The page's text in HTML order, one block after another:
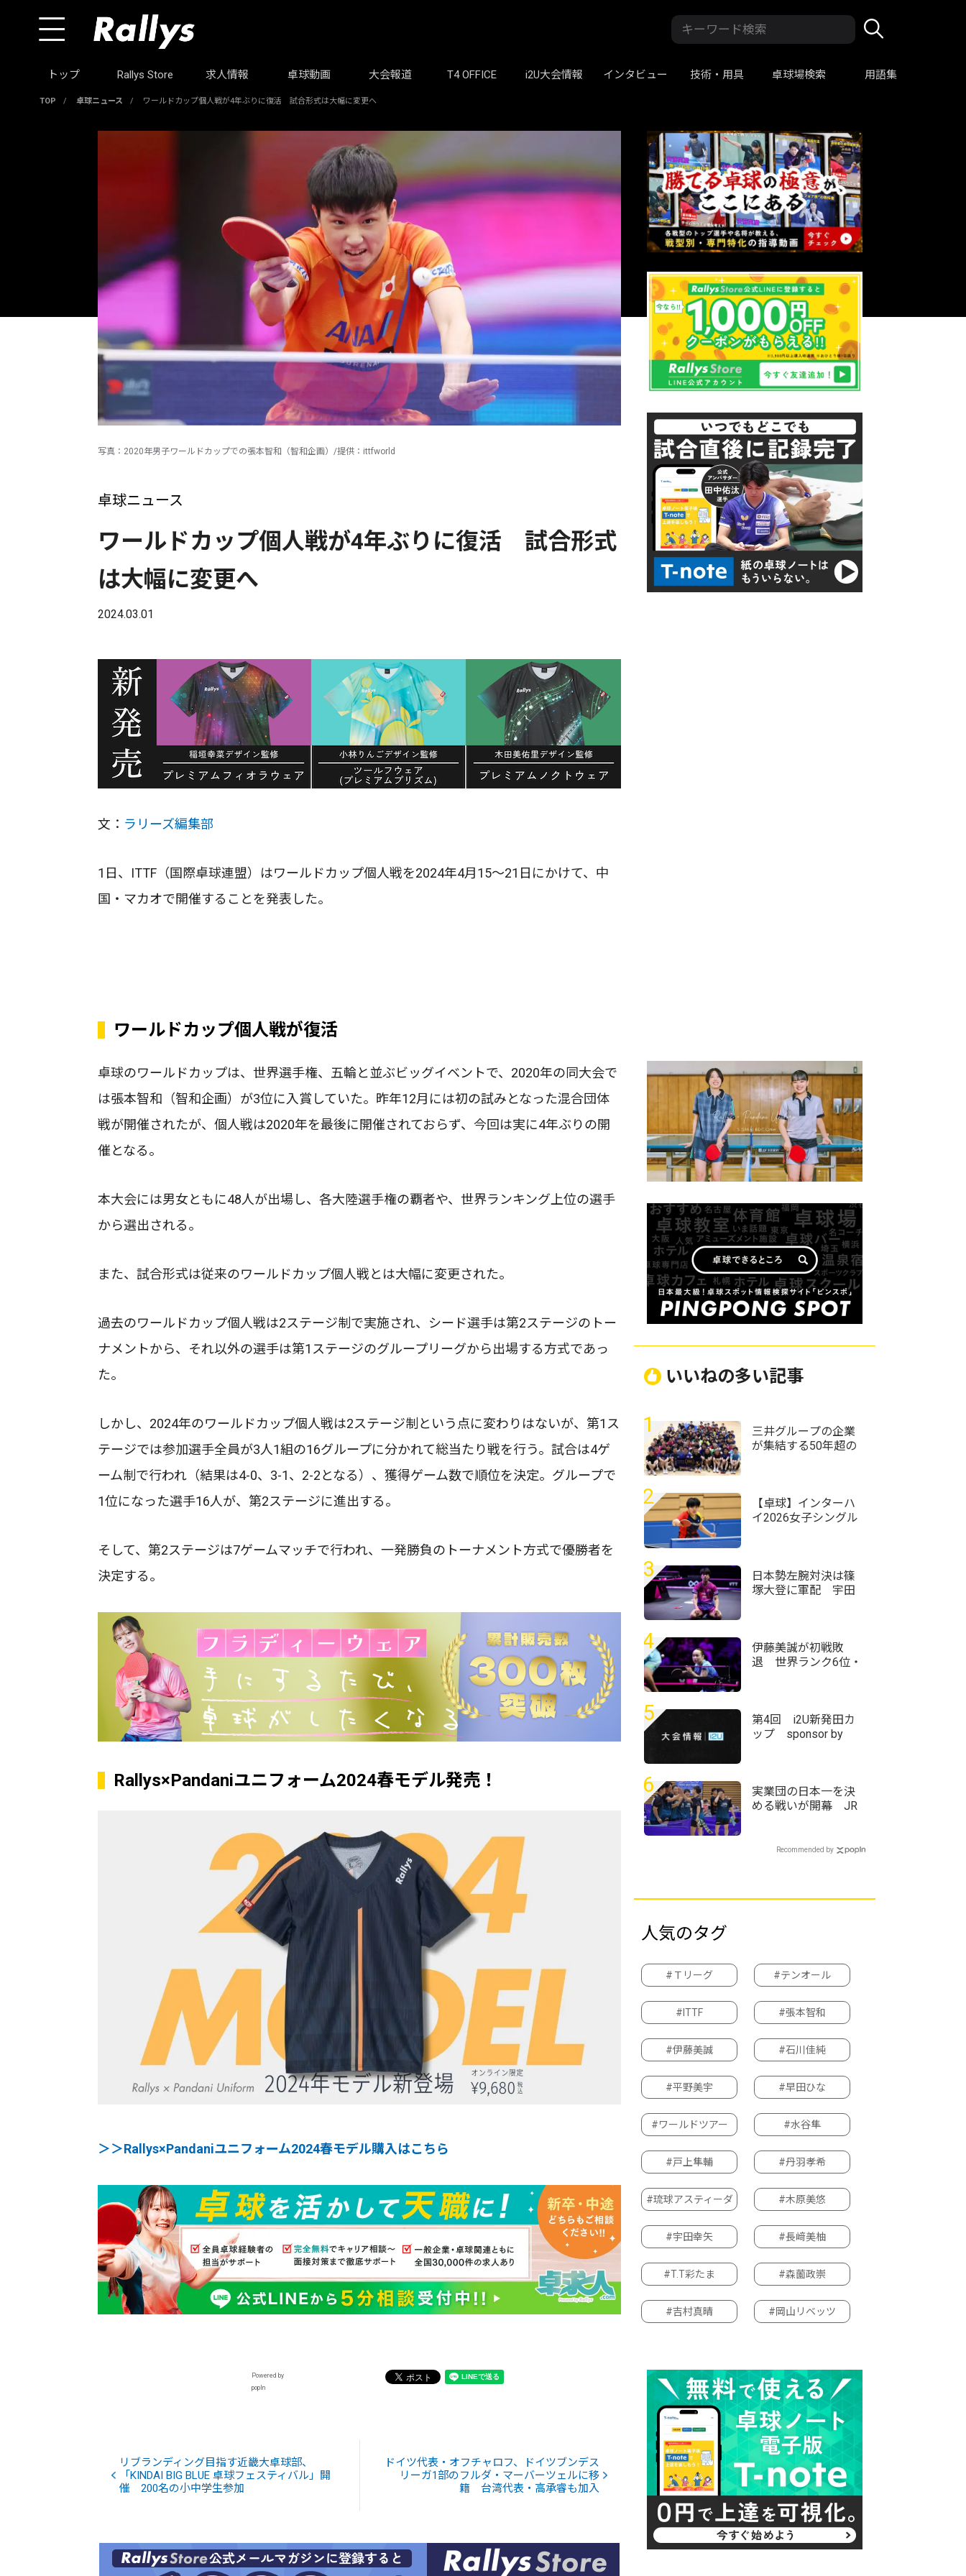
トップ Rallys Store 求人情報 卓球動画 大会報道 T4 OFFICE i2U大会情報 インタビュー 技術・用具 卓球場検索 用語集
TOP / 卓球ニュース / ワールドカップ個人戦が4年ぶりに復活 試合形式は大幅に変更へ
写真：2020年男子ワールドカップでの張本智和（智和企画）/提供：ittfworld
卓球ニュース
ワールドカップ個人戦が4年ぶりに復活 試合形式
は大幅に変更へ
2024.03.01
文： ラリーズ編集部
1日、ITTF（国際卓球連盟）はワールドカップ個人戦を2024年4月15～21日にかけて、中
国・マカオで開催することを発表した。
ワールドカップ個人戦が復活
卓球のワールドカップは、世界選手権、五輪と並ぶビッグイベントで、2020年の同大会で
は張本智和（智和企画）が3位に入賞していた。昨年12月には初の試みとなった混合団体
戦が開催されたが、個人戦は2020年を最後に開催されておらず、今回は実に4年ぶりの開
催となる。
本大会には男女ともに48人が出場し、各大陸選手権の覇者や、世界ランキング上位の選手
から選出される。
また、試合形式は従来のワールドカップ個人戦とは大幅に変更された。
過去のワールドカップ個人戦は2ステージ制で実施され、シード選手は第2ステージのトー
ナメントから、それ以外の選手は第1ステージのグループリーグから出場する方式であっ
た。
しかし、2024年のワールドカップ個人戦は2ステージ制という点に変わりはないが、第1ス
テージでは参加選手全員が3人1組の16グループに分かれて総当たり戦を行う。試合は4ゲ
ーム制で行われ（結果は4-0、3-1、2-2となる）、獲得ゲーム数で順位を決定。グループで
1位になった選手16人が、第2ステージに進出する。
そして、第2ステージは7ゲームマッチで行われ、一発勝負のトーナメント方式で優勝者を
決定する。
Rallys×Pandaniユニフォーム2024春モデル発売！
＞＞Rallys×Pandaniユニフォーム2024春モデル購入はこちら
Powered by
popIn
リブランディング目指す近畿大卓球部、
「KINDAI BIG BLUE 卓球フェスティバル」開
催 200名の小中学生参加
ドイツ代表・オフチャロフ、ドイツブンデス
リーガ1部のフルダ・マーバーツェルに移
籍 台湾代表・高承睿も加入
いいねの多い記事
1
三井グループの企業
が集結する50年超の
球・オール三井2026
＞
2
【卓球】インターハ
イ2026女子シングル
入る
3
日本勢左腕対決は篠
塚大登に軍配 宇田
ンズ横浜2026＞
4
伊藤美誠が初戦敗
退 世界ランク6位・
5
第4回 i2U新発田カ
ップ sponsor by
6
実業団の日本一を決
める戦いが開幕 JR
位に＜第76回全日本
Recommended by
人気のタグ
#Ｔリーグ #テンオール
#ITTF #張本智和
#伊藤美誠 #石川佳純
#平野美宇 #早田ひな
#ワールドツアー #水谷隼
#戸上隼輔 #丹羽孝希
#琉球アスティーダ #木原美悠
#宇田幸矢 #長﨑美柚
#T.T彩たま #森薗政崇
#吉村真晴 #岡山リベッツ